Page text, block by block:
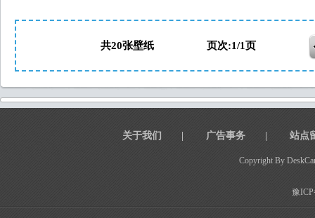
共20张壁纸 页次:1/1页
关于我们 广告事务 站点
Copyright By
豫ICP